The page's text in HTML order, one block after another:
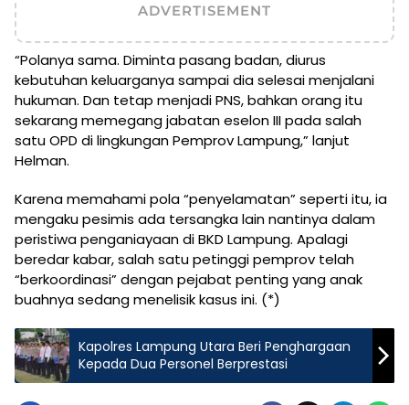
ADVERTISEMENT
“Polanya sama. Diminta pasang badan, diurus
kebutuhan keluarganya sampai dia selesai menjalani
hukuman. Dan tetap menjadi PNS, bahkan orang itu
sekarang memegang jabatan eselon III pada salah
satu OPD di lingkungan Pemprov Lampung,” lanjut
Helman.
Karena memahami pola “penyelamatan” seperti itu, ia
mengaku pesimis ada tersangka lain nantinya dalam
peristiwa penganiayaan di BKD Lampung. Apalagi
beredar kabar, salah satu petinggi pemprov telah
“berkoordinasi” dengan pejabat penting yang anak
buahnya sedang menelisik kasus ini. (*)
Kapolres Lampung Utara Beri Penghargaan
Kepada Dua Personel Berprestasi